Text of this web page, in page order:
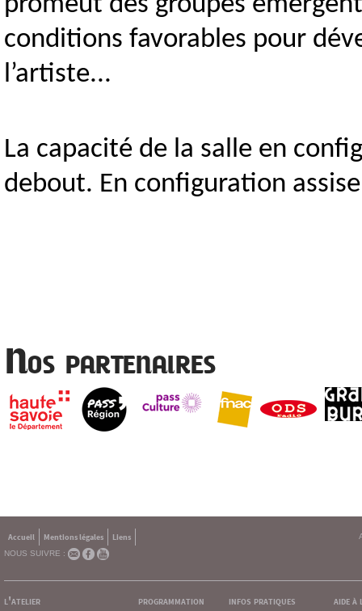
conditions favorables pour
l’artiste...
La capacité de la salle en
debout. En configuration
Nos partenaires
Accueil Mentions légales
Liens
NOUS SUIVRE :
l'atelier programmation infos pratiques aide